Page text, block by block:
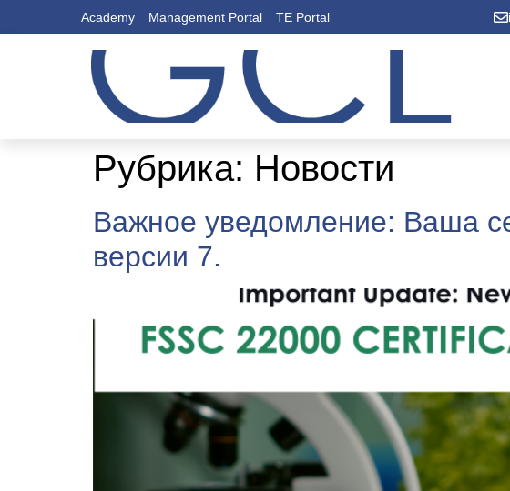
Academy Management Portal TE Portal
Рубрика: Новости
Важное уведомление: Ваша
версии 7.